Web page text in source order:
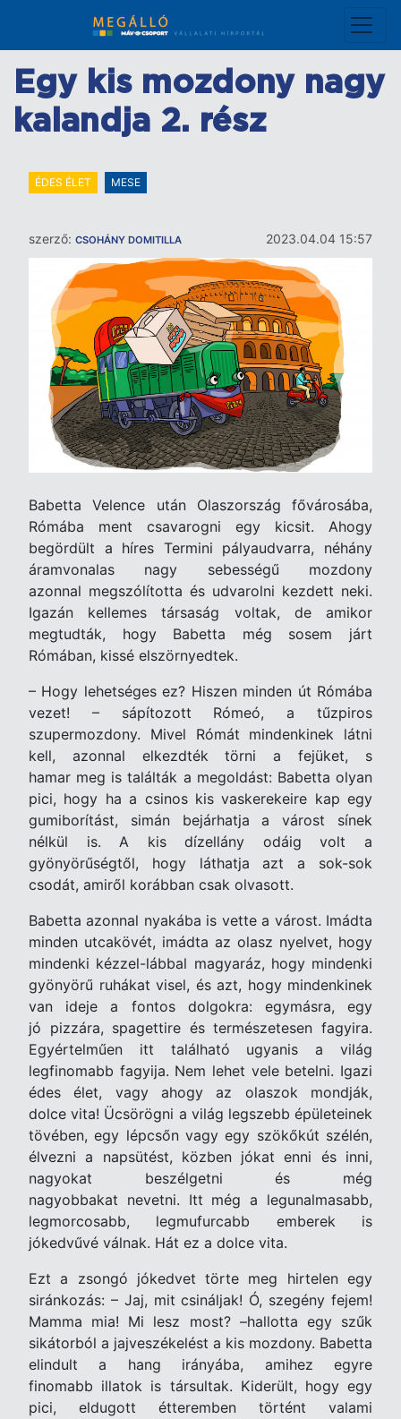
tartalomra
Egy kis mozdony nagy
kalandja 2. rész
ÉDES ÉLET MESE
2023.04.04 15:57
szerző: CSOHÁNY DOMITILLA
Babetta Velence után Olaszország fővárosába,
Rómába ment csavarogni egy kicsit. Ahogy
begördült a híres Termini pályaudvarra, néhány
áramvonalas nagy sebességű mozdony
azonnal megszólította és udvarolni kezdett neki.
Igazán kellemes társaság voltak, de amikor
megtudták, hogy Babetta még sosem járt
Rómában, kissé elszörnyedtek.
– Hogy lehetséges ez? Hiszen minden út Rómába
vezet! – sápítozott Rómeó, a tűzpiros
szupermozdony. Mivel Rómát mindenkinek látni
kell, azonnal elkezdték törni a fejüket, s
hamar meg is találták a megoldást: Babetta olyan
pici, hogy ha a csinos kis vaskerekeire kap egy
gumiborítást, simán bejárhatja a várost sínek
nélkül is. A kis dízellány odáig volt a
gyönyörűségtől, hogy láthatja azt a sok-sok
csodát, amiről korábban csak olvasott.
Babetta azonnal nyakába is vette a várost. Imádta
minden utcakövét, imádta az olasz nyelvet, hogy
mindenki kézzel-lábbal magyaráz, hogy mindenki
gyönyörű ruhákat visel, és azt, hogy mindenkinek
van ideje a fontos dolgokra: egymásra, egy
jó pizzára, spagettire és természetesen fagyira.
Egyértelműen itt található ugyanis a világ
legfinomabb fagyija. Nem lehet vele betelni. Igazi
édes élet, vagy ahogy az olaszok mondják,
dolce vita! Ücsörögni a világ legszebb épületeinek
tövében, egy lépcsőn vagy egy szökőkút szélén,
élvezni a napsütést, közben jókat enni és inni,
nagyokat beszélgetni és még
nagyobbakat nevetni. Itt még a legunalmasabb,
legmorcosabb, legmufurcabb emberek is
jókedvűvé válnak. Hát ez a dolce vita.
Ezt a zsongó jókedvet törte meg hirtelen egy
siránkozás: – Jaj, mit csináljak! Ó, szegény fejem!
Mamma mia! Mi lesz most? –hallotta egy szűk
sikátorból a jajveszékelést a kis mozdony. Babetta
elindult a hang irányába, amihez egyre
finomabb illatok is társultak. Kiderült, hogy egy
pici, eldugott étteremben történt valami